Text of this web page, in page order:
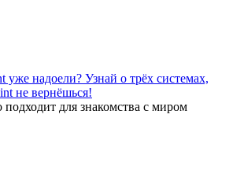
надоели? Узнай о трёх системах,
не вернёшься!
для знакомства с миром